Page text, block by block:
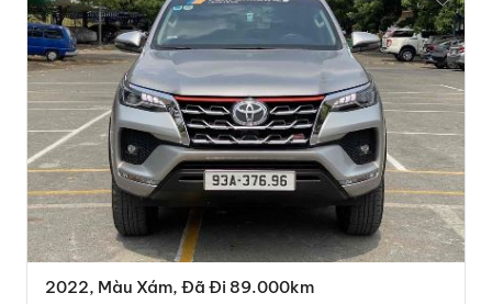
2022, Màu Xám, Đã Đi 89.000km